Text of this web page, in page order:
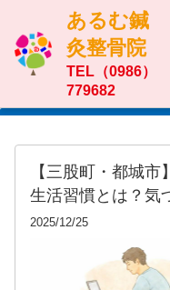
あるむ鍼
灸整骨院
TEL（0986）
779682
【三股町・都城
生活習慣とは？気
2025/12/25